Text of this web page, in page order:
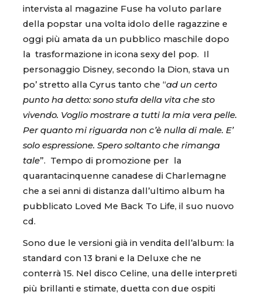
intervista al magazine Fuse ha voluto parlare
della popstar una volta idolo delle ragazzine e
oggi più amata da un pubblico maschile dopo
la trasformazione in icona sexy del pop. Il
personaggio Disney, secondo la Dion, stava un
po’ stretto alla Cyrus tanto che “ad un certo
punto ha detto: sono stufa della vita che sto
vivendo. Voglio mostrare a tutti la mia vera pelle.
Per quanto mi riguarda non c’è nulla di male. E’
solo espressione. Spero soltanto che rimanga
tale”. Tempo di promozione per la
quarantacinquenne canadese di Charlemagne
che a sei anni di distanza dall’ultimo album ha
pubblicato Loved Me Back To Life, il suo nuovo
cd.
Sono due le versioni già in vendita dell’album: la
standard con 13 brani e la Deluxe che ne
conterrà 15. Nel disco Celine, una delle interpreti
più brillanti e stimate, duetta con due ospiti